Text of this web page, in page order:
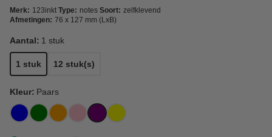
Merk: 123inkt Type: notes Soort: zelfklevend
Afmetingen: 76 x 127 mm (LxB)
Aantal: 1 stuk
1 stuk 12 stuk(s)
Kleur: Paars